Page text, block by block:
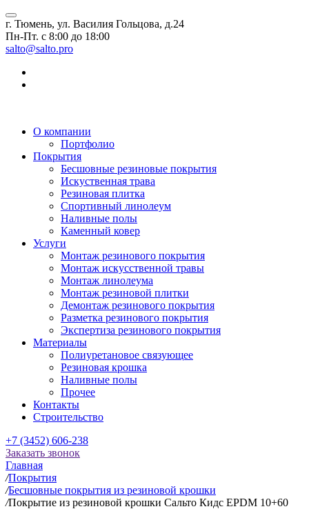
г. Тюмень, ул. Василия Гольцова, д.24
Пн-Пт. с 8:00 до 18:00
salto@salto.pro
О компании
Портфолио
Покрытия
Бесшовные резиновые покрытия
Искуственная трава
Резиновая плитка
Спортивный линолеум
Наливные полы
Каменный ковер
Услуги
Монтаж резинового покрытия
Монтаж искусственной травы
Монтаж линолеума
Монтаж резиновой плитки
Демонтаж резинового покрытия
Разметка резинового покрытия
Экспертиза резинового покрытия
Материалы
Полиуретановое связующее
Резиновая крошка
Наливные полы
Прочее
Контакты
Строительство
+7 (3452) 606-238
Заказать звонок
Главная
/Покрытия
/Бесшовные покрытия из резиновой крошки
/Покрытие из резиновой крошки Сальто Кидс EPDM 10+60